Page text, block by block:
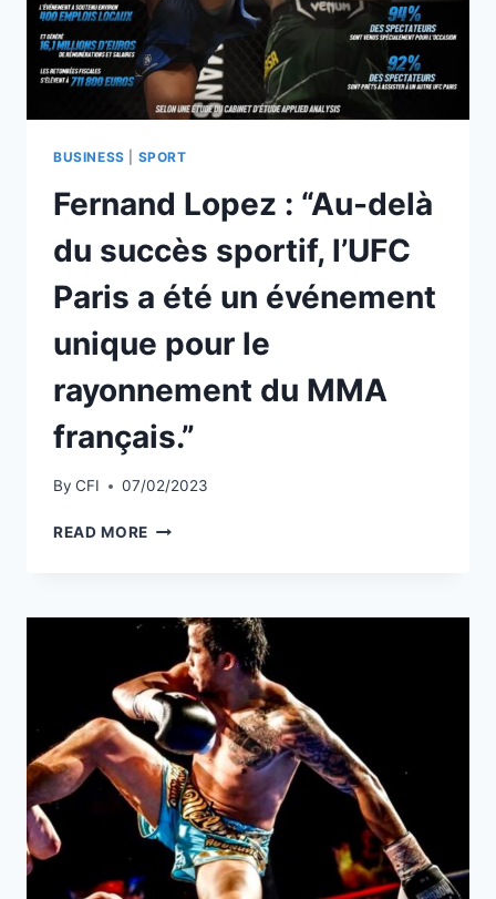
LIEU
DE
RASSEMBLER
BUSINESS SPORT
Fernand Lopez : “Au-delà
du succès sportif, l’UFC
Paris a été un événement
unique pour le
rayonnement du MMA
français.”
By CFI 07/02/2023
READ MORE FERNAND
DELÀ
SUCCÈS
SPORTIF,
L’UFC
PARIS
A
ÉTÉ
UN
ÉVÉNEMENT
UNIQUE
POUR